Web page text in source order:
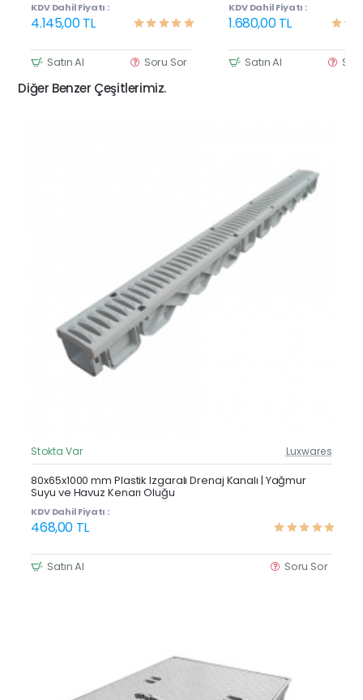
KDV Dahil Fiyatı :
4.145,00 TL
Satın Al Soru Sor
KDV Dahil Fiyatı :
1.680,00 TL
Satın Al
Diğer Benzer Çeşitlerimiz.
Güncel Fiyat
Çok Satan
Stokta Var Luxwares
80x65x1000 mm Plastik Izgaralı Drenaj Kanalı | Yağmur
Suyu ve Havuz Kenarı Oluğu
KDV Dahil Fiyatı :
468,00 TL
Satın Al Soru Sor